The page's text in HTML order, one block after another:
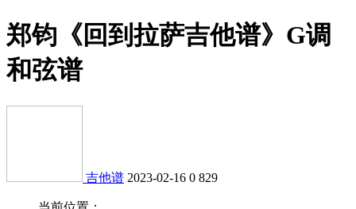
郑钧《回到拉萨吉他谱》G调
和弦谱
吉他谱 2023-02-16 0 829